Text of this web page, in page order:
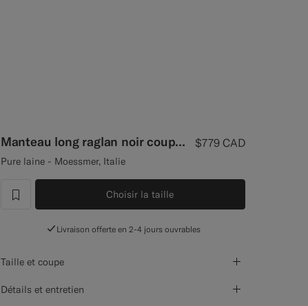
Manteau long raglan noir coupe décontractée $779 CAD
Pure laine - Moessmer, Italie
label.header.wishlist
Choisir la taille
Livraison offerte en 2-4 jours ouvrables
Taille et coupe
Détails et entretien